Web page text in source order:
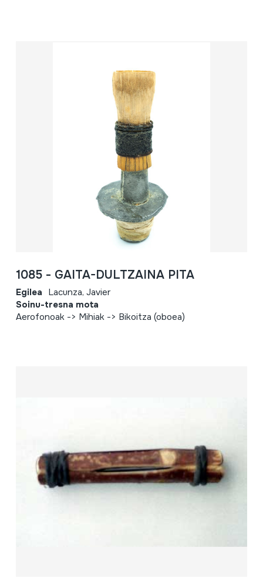
1085 - GAITA-DULTZAINA PITA
Egilea Lacunza, Javier
Soinu-tresna mota
Aerofonoak -> Mihiak -> Bikoitza (oboea)